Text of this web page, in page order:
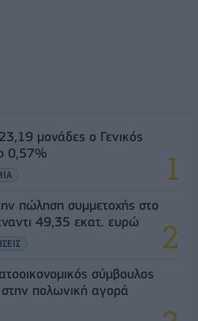
μονάδες ο Γενικός
0,57%
πώληση συμμετοχής στο
49,35 εκατ. ευρώ
σύμβουλος
πολωνική αγορά